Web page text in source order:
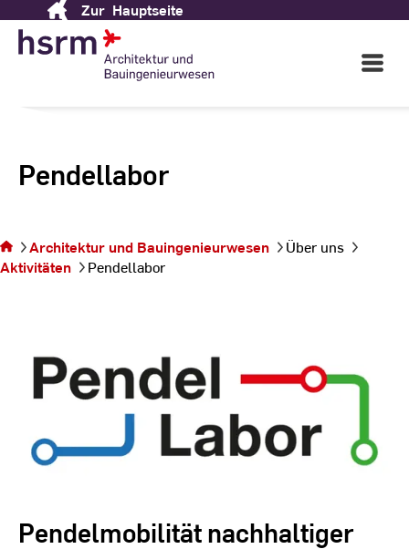
Content
Zur Hauptseite
Open
Main
Pendellabor
befinden
sich auf der
Seite
Architektur und Bauingenieurwesen
Über uns
Aktivitäten
Pendellabor
Pendelmobilität nachhaltiger